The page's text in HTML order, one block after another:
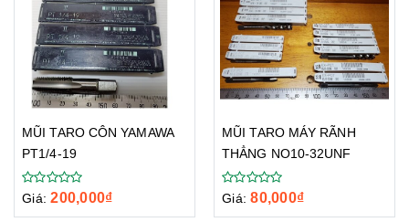
MŨI TARO CÔN YAMAWA
PT1/4-19
Giá: 200,000₫
MŨI TARO MÁY RÃNH
THẲNG NO10-32UNF
Giá: 80,000₫